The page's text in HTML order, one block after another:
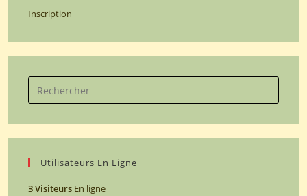
Inscription
Utilisateurs En Ligne
3 Visiteurs En ligne